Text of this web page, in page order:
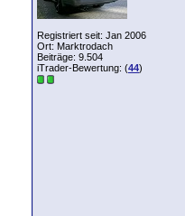
Registriert seit: Jan 2006
Ort: Marktrodach
Beiträge: 9.504
iTrader-Bewertung: (44)